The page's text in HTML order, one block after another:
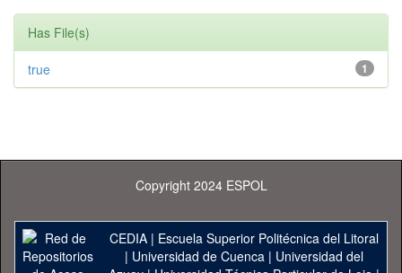
Has File(s)
1
true
Copyright 2024 ESPOL
CEDIA| Escuela Superior Politécnica del Litoral
| Universidad de Cuenca| Universidad del